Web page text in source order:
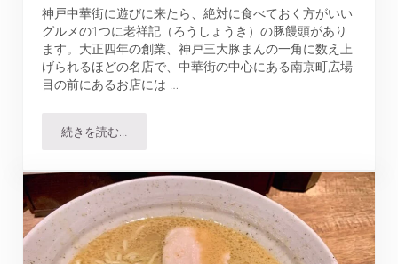
神戸中華街に遊びに来たら、絶対に食べておく方がいい
グルメの1つに老祥記（ろうしょうき）の豚饅頭があり
ます。大正四年の創業、神戸三大豚まんの一角に数え上
げられるほどの名店で、中華街の中心にある南京町広場
目の前にあるお店には …
続きを読む…老祥紀｜南京町の老祥記と紛らわしい豚饅頭専門店、実際